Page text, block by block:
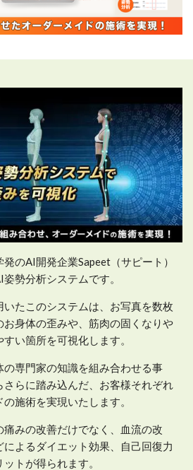
のAI開発企業Sapeet（サピート）
勢分析システムです。
たこのシステムは、お写真を数枚
身体の歪みや、筋肉の固くなりや
い箇所を可視化します。
の専門家の知識を組み合わせる事
らに踏み込んだ、お客様それぞれ
施術を実現いたします。
みの改善だけでなく、血流の改
よるダイエット効果、自己回復力
トが得られます。